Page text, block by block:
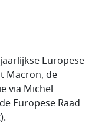
Europese
Macron, de
via Michel
Europese Raad